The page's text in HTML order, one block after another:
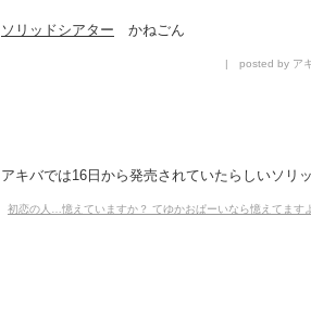
ソリッドシアター かねごん
| posted by アキ
アキバでは16日から発売されていたらしいソリ
初恋の人…憶えていますか？ てゆかおぱーいなら憶えてま